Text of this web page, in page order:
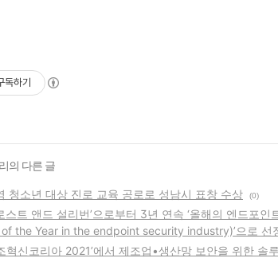
독하기
의 다른 글
청소년 대상 진로 교육 공로로 성남시 표창 수상 (0)
스트 앤드 설리번’으로부터 3년 연속 ‘올해의 엔드포인
the Year in the endpoint security industry)’으로 선
혁신코리아 2021’에서 제조업•생산망 보안을 위한 솔